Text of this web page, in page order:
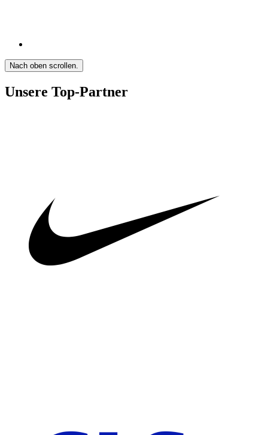
Nach oben scrollen.
Unsere Top-Partner